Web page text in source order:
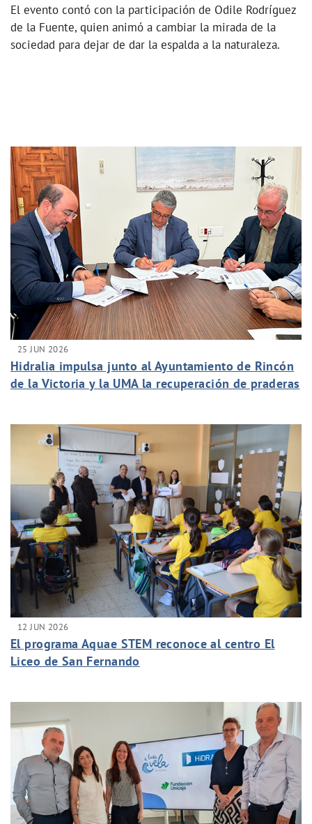
El evento contó con la participación de Odile Rodríguez
de la Fuente, quien animó a cambiar la mirada de la
sociedad para dejar de dar la espalda a la naturaleza.
25 JUN 2026
Hidralia impulsa junto al Ayuntamiento de Rincón
de la Victoria y la UMA la recuperación de praderas
12 JUN 2026
El programa Aquae STEM reconoce al centro El
Liceo de San Fernando